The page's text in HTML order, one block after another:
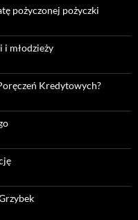
pożyczonej pożyczki
i młodzieży
Kredytowych?